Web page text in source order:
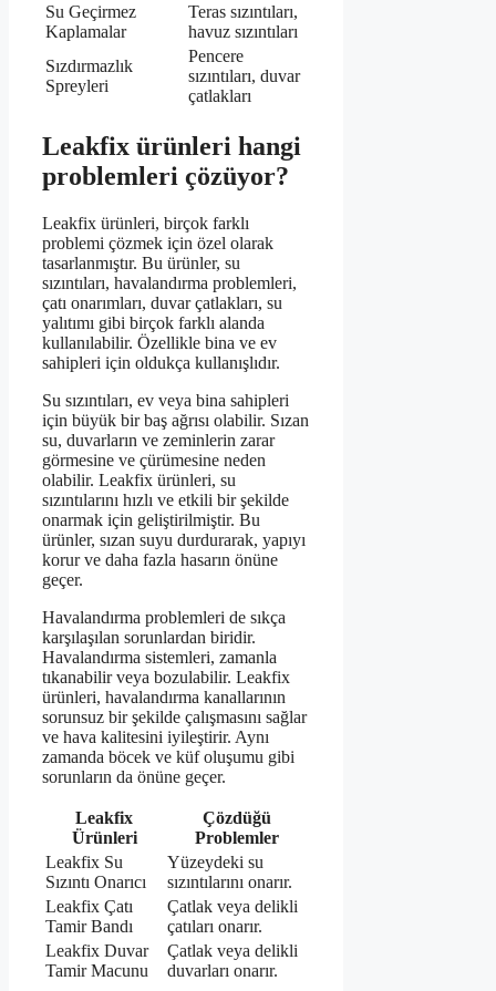
Su Geçirmez
Kaplamalar
Teras sızıntıları,
havuz sızıntıları
Sızdırmazlık
Spreyleri
Pencere
sızıntıları, duvar
çatlakları
Leakfix ürünleri hangi
problemleri çözüyor?
Leakfix ürünleri, birçok farklı
problemi çözmek için özel olarak
tasarlanmıştır. Bu ürünler, su
sızıntıları, havalandırma problemleri,
çatı onarımları, duvar çatlakları, su
yalıtımı gibi birçok farklı alanda
kullanılabilir. Özellikle bina ve ev
sahipleri için oldukça kullanışlıdır.
Su sızıntıları, ev veya bina sahipleri
için büyük bir baş ağrısı olabilir. Sızan
su, duvarların ve zeminlerin zarar
görmesine ve çürümesine neden
olabilir. Leakfix ürünleri, su
sızıntılarını hızlı ve etkili bir şekilde
onarmak için geliştirilmiştir. Bu
ürünler, sızan suyu durdurarak, yapıyı
korur ve daha fazla hasarın önüne
geçer.
Havalandırma problemleri de sıkça
karşılaşılan sorunlardan biridir.
Havalandırma sistemleri, zamanla
tıkanabilir veya bozulabilir. Leakfix
ürünleri, havalandırma kanallarının
sorunsuz bir şekilde çalışmasını sağlar
ve hava kalitesini iyileştirir. Aynı
zamanda böcek ve küf oluşumu gibi
sorunların da önüne geçer.
Leakfix
Ürünleri
Çözdüğü
Problemler
Leakfix Su
Sızıntı Onarıcı
Yüzeydeki su
sızıntılarını onarır.
Leakfix Çatı
Tamir Bandı
Çatlak veya delikli
çatıları onarır.
Leakfix Duvar
Tamir Macunu
Çatlak veya delikli
duvarları onarır.